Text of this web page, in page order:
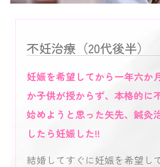
不妊治療（20代後半）
妊娠を希望してから一年六か
か子供が授からず、本格的に
始めようと思った矢先、鍼灸
したら妊娠した!!
結婚してすぐに妊娠を希望し